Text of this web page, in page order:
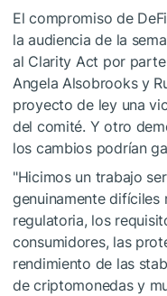
El compromiso de
la audiencia de la
al Clarity Act por
Angela Alsobrooks y
proyecto de ley una
del comité. Y otro
los cambios podrían
"Hicimos un trabajo
genuinamente difíciles
regulatoria, los
consumidores, las
rendimiento de las
de criptomonedas y